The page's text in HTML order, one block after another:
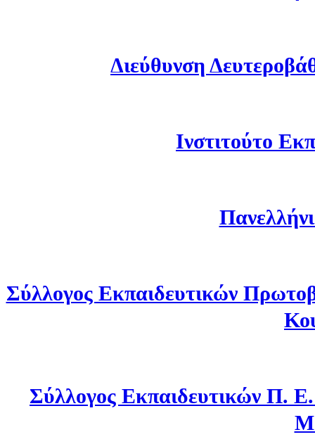
Διεύθυνση
Ινστιτούτο
Σύλλογος Εκπαιδευτικών
Σύλλογος Εκπαιδευτικών Π.